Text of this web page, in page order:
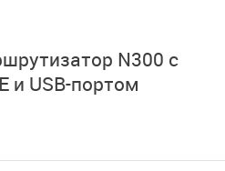
N300 с
и USB-портом